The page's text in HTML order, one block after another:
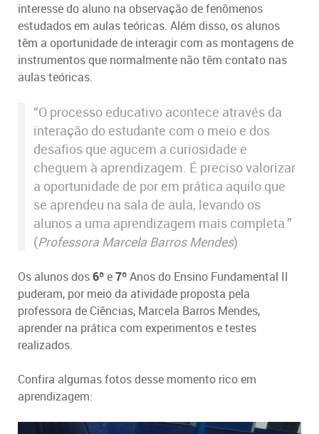
interesse do aluno na observação de fenômenos
estudados em aulas teóricas. Além disso, os alunos
têm a oportunidade de interagir com as montagens de
instrumentos que normalmente não têm contato nas
aulas teóricas.
“O processo educativo acontece através da
interação do estudante com o meio e dos
desafios que agucem a curiosidade e
cheguem à aprendizagem. É preciso valorizar
a oportunidade de por em prática aquilo que
se aprendeu na sala de aula, levando os
alunos a uma aprendizagem mais completa.”
(Professora Marcela Barros Mendes)
Os alunos dos6ºe7ºAnos do Ensino Fundamental II
puderam, por meio da atividade proposta pela
professora de Ciências, Marcela Barros Mendes,
aprender na prática com experimentos e testes
realizados.
Confira algumas fotos desse momento rico em
aprendizagem: